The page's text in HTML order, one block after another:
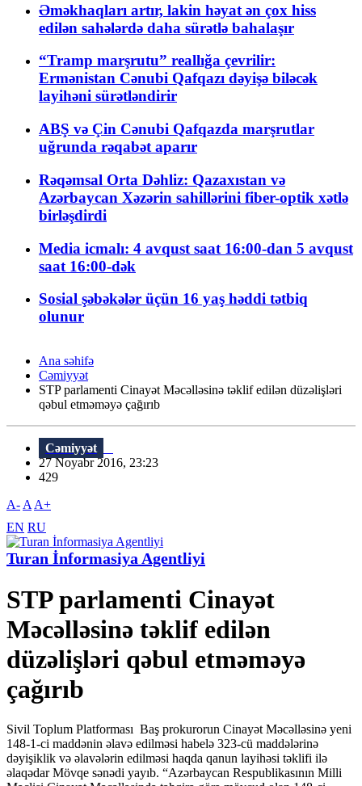
Əməkhaqları artır, lakin həyat ən çox hiss
edilən sahələrdə daha sürətlə bahalaşır
“Tramp marşrutu” reallığa çevrilir:
Ermənistan Cənubi Qafqazı dəyişə biləcək
layihəni sürətləndirir
ABŞ və Çin Cənubi Qafqazda marşrutlar
uğrunda rəqabət aparır
Rəqəmsal Orta Dəhliz: Qazaxıstan və
Azərbaycan Xəzərin sahillərini fiber-optik xətlə
birləşdirdi
Media icmalı: 4 avqust saat 16:00-dan 5 avqust
saat 16:00-dək
Sosial şəbəkələr üçün 16 yaş həddi tətbiq
olunur
Ana səhifə
Cəmiyyət
STP parlamenti Cinayət Məcəlləsinə təklif edilən düzəlişləri
qəbul etməməyə çağırıb
Cəmiyyət
27 Noyabr 2016, 23:23
429
A- A A+
EN RU
Turan İnformasiya Agentliyi
STP parlamenti Cinayət
Məcəlləsinə təklif edilən
düzəlişləri qəbul etməməyə
çağırıb
Sivil Toplum Platforması Baş prokurorun Cinayət Məcəlləsinə yeni
148-1-ci maddənin əlavə edilməsi habelə 323-cü maddələrinə
dəyişiklik və əlavələrin edilməsi haqda qanun layihəsi təklifi ilə
əlaqədar Mövqe sənədi yayıb. “Azərbaycan Respublikasının Milli